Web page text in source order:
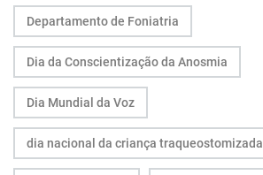
Departamento de Foniatria
Dia da Conscientização da Anosmia
Dia Mundial da Voz
dia nacional da criança traqueostomizada